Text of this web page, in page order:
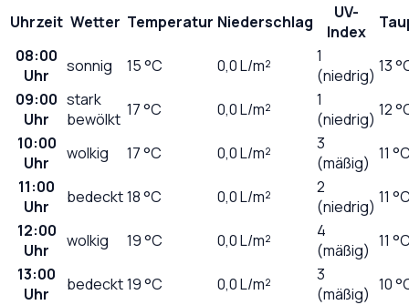
Uhrzeit Wetter Temperatur Niederschlag
UV-
Index
08:00
Uhr
sonnig 15°C 0,0L/m²
1
(niedrig) 13
09:00
Uhr
stark
bewölkt 17°C 0,0L/m²
1
(niedrig) 12
10:00
Uhr
wolkig 17°C 0,0L/m²
3
(mäßig) 11
11:00
Uhr
bedeckt18°C 0,0L/m²
2
(niedrig) 11
12:00
Uhr
wolkig 19°C 0,0L/m²
4
(mäßig) 11
13:00
Uhr
bedeckt19°C 0,0L/m²
3
(mäßig) 10